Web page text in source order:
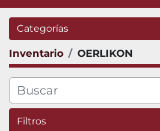
Categorías
Inventario OERLIKON
Filtros